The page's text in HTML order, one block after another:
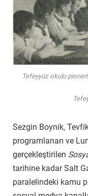
Tefeyyüz okulu
Sezgin Boynik,
programlanan ve
gerçekleştirilen
tarihine kadar Salt
paralelindeki kamu